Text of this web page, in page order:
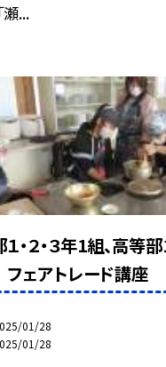
瀬...
・２・３年1組、高等
アトレード講座
01/28
01/28